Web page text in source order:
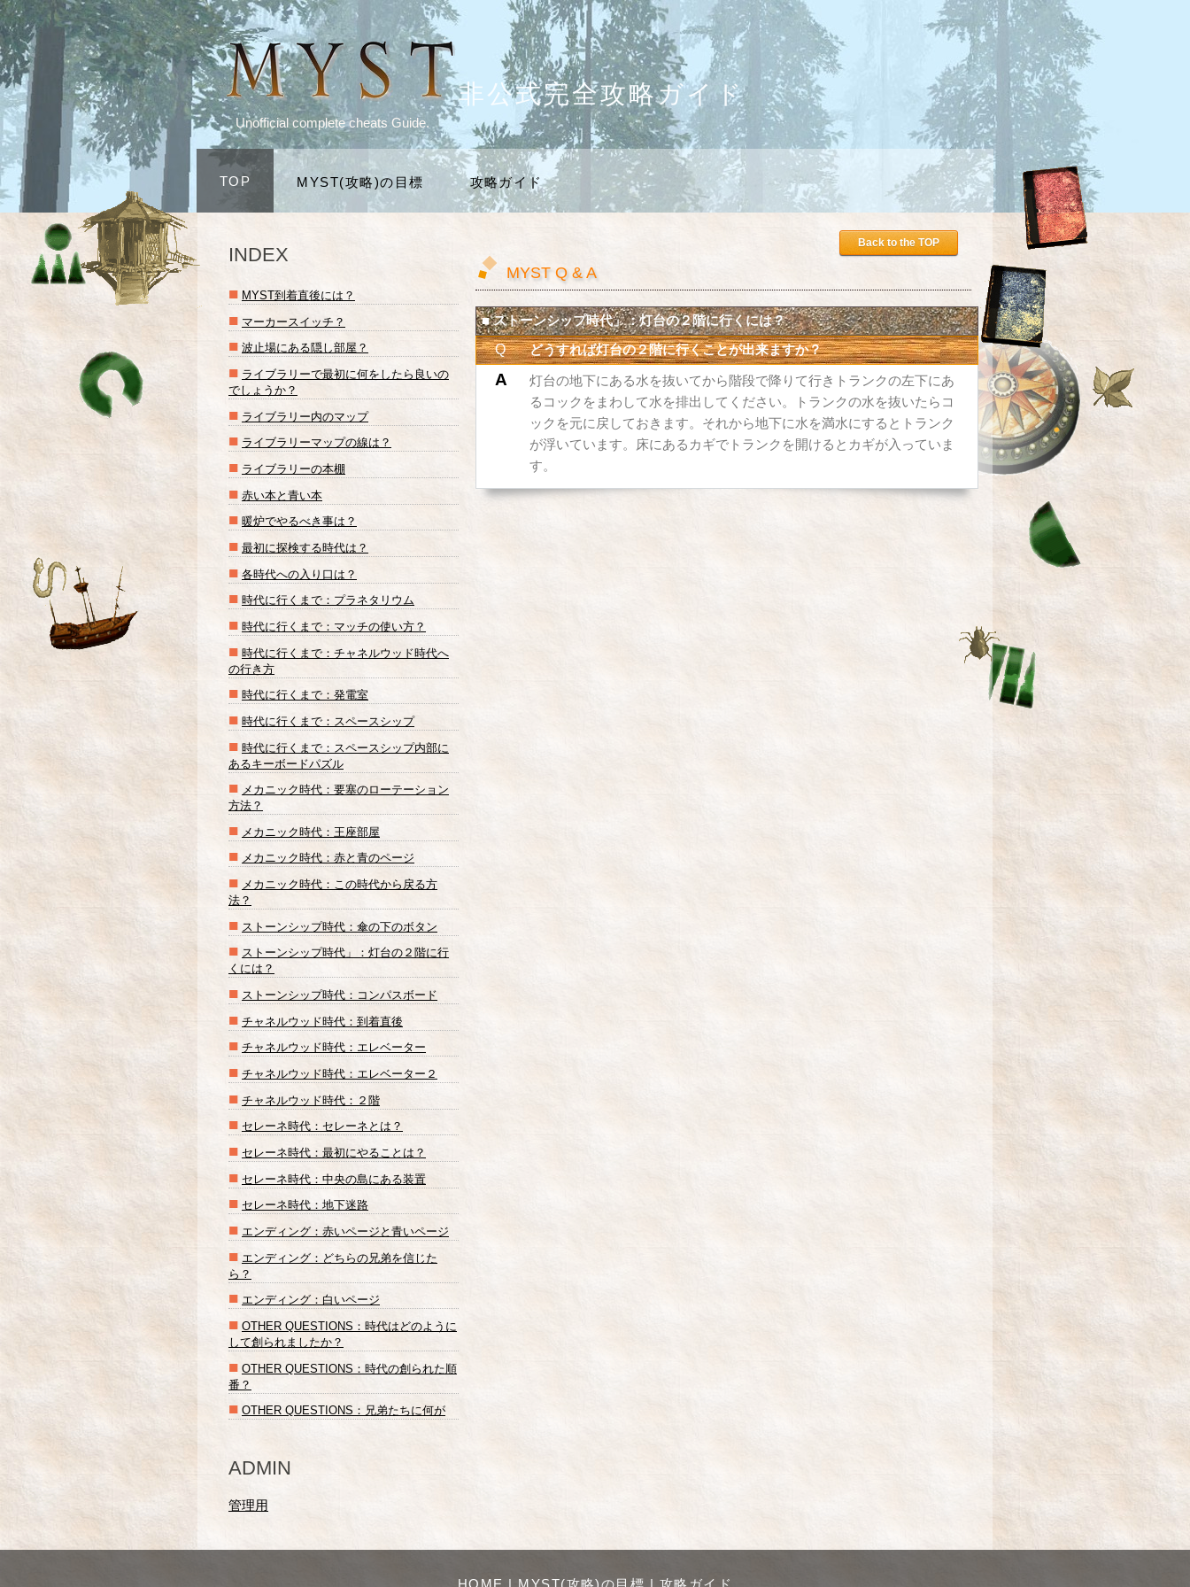
非公式完全攻略ガイド
Unofficial complete cheats Guide.
TOP MYST(攻略)の目標 攻略ガイド
INDEX
■ MYST到着直後には？
■ マーカースイッチ？
■ 波止場にある隠し部屋？
■ ライブラリーで最初に何をしたら良いの
でしょうか？
■ ライブラリー内のマップ
■ ライブラリーマップの線は？
■ ライブラリーの本棚
■ 赤い本と青い本
■ 暖炉でやるべき事は？
■ 最初に探検する時代は？
■ 各時代への入り口は？
■ 時代に行くまで：プラネタリウム
■ 時代に行くまで：マッチの使い方？
■ 時代に行くまで：チャネルウッド時代へ
の行き方
■ 時代に行くまで：発電室
■ 時代に行くまで：スペースシップ
■ 時代に行くまで：スペースシップ内部に
あるキーボードパズル
■ メカニック時代：要塞のローテーション
方法？
■ メカニック時代：王座部屋
■ メカニック時代：赤と青のページ
■ メカニック時代：この時代から戻る方
法？
■ ストーンシップ時代：傘の下のボタン
■ ストーンシップ時代」：灯台の２階に行
くには？
■ ストーンシップ時代：コンパスボード
■ チャネルウッド時代：到着直後
■ チャネルウッド時代：エレベーター
■ チャネルウッド時代：エレベーター２
■ チャネルウッド時代：２階
■ セレーネ時代：セレーネとは？
■ セレーネ時代：最初にやることは？
■ セレーネ時代：中央の島にある装置
■ セレーネ時代：地下迷路
■ エンディング：赤いページと青いページ
■ エンディング：どちらの兄弟を信じた
ら？
■ エンディング：白いページ
■ OTHER QUESTIONS：時代はどのように
して創られましたか？
■ OTHER QUESTIONS：時代の創られた順
番？
■ OTHER QUESTIONS：兄弟たちに何が
ADMIN
管理用
Back to the TOP
MYST Q & A
■ ストーンシップ時代」：灯台の２階に行くには？
Q どうすれば灯台の２階に行くことが出来ますか？
A
灯台の地下にある水を抜いてから階段で降りて行きトランクの左下にあ
るコックをまわして水を排出してください。トランクの水を抜いたらコ
ックを元に戻しておきます。それから地下に水を満水にするとトランク
が浮いています。床にあるカギでトランクを開けるとカギが入っていま
す。